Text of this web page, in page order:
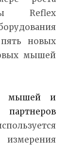
Reflex
новых
мышей
мышей и